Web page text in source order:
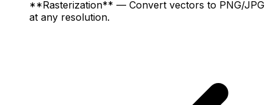
**Rasterization** — Convert vectors to PNG/JPG
at any resolution.